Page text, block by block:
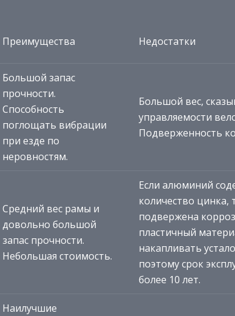
Преимущества Недостатки
Большой запас
прочности.
Способность
поглощать вибрации
при езде по
неровностям.
Большой вес,
управляемости
Подверженность
Средний вес рамы и
довольно большой
запас прочности.
Небольшая стоимость.
Если алюминий
количество цинка,
подвержена
пластичный
накапливать
поэтому срок
более 10 лет.
Наилучшие